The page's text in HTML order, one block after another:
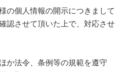
の個人情報の開示につきまして
認させて頂いた上で、対応させ
か法令、条例等の規範を遵守